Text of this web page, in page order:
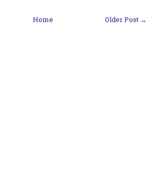
Older Post →
Home